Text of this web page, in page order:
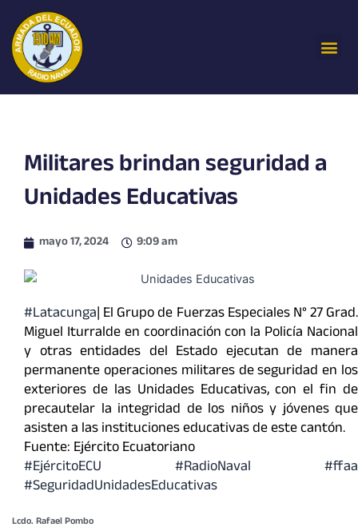
contenido
Militares brindan seguridad a
Unidades Educativas
mayo 17, 2024 9:09 am
#Latacunga| El Grupo de Fuerzas Especiales N° 27 Grad.
Miguel Iturralde en coordinación con la Policía Nacional
y otras entidades del Estado ejecutan de manera
permanente operaciones militares de seguridad en los
exteriores de las Unidades Educativas, con el fin de
precautelar la integridad de los niños y jóvenes que
asisten a las instituciones educativas de este cantón.
Fuente: Ejército Ecuatoriano
#EjércitoECU #RadioNaval #ffaa
#SeguridadUnidadesEducativas
Lcdo. Rafael Pombo